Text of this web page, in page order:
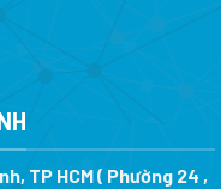
TP HCM ( Phường 24 ,